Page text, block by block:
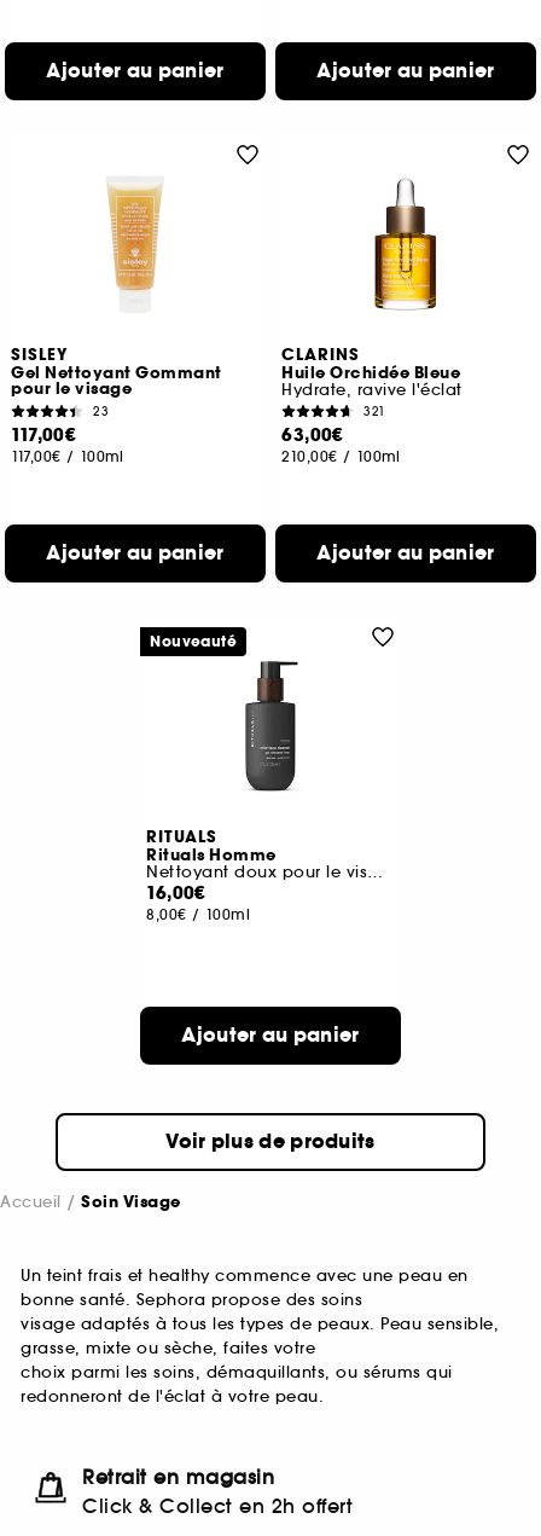
Ajouter au panier Ajouter au panier
SISLEY
Gel Nettoyant Gommant
pour le visage
23
117,00€
117,00€ / 100ml
Ajouter au panier
CLARINS
Huile Orchidée Bleue
Hydrate, ravive l'éclat
321
63,00€
210,00€ / 100ml
Ajouter au panier
RITUALS
Rituals Homme
Nettoyant doux pour le visage
16,00€
8,00€ / 100ml
Ajouter au panier
Nouveauté
Voir plus de produits
Accueil Soin Visage
Un teint frais et healthy commence avec une peau en
bonne santé. Sephora propose des soins
visage adaptés à tous les types de peaux. Peau sensible,
grasse, mixte ou sèche, faites votre
choix parmi les soins, démaquillants, ou sérums qui
redonneront de l'éclat à votre peau.
Retrait en magasin
Click & Collect en 2h offert